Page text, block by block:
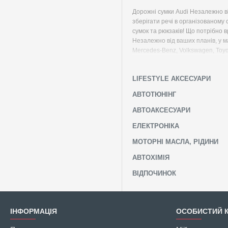
Дорожні сумки Audi Незалежно
зберігати речі в
сумок та рюкзаків! Що потрібно
Незалежно від ваших планів, у
Mercedes-Benz, Volkswagen,
історичному стилі, де в
завжди в русі та віддає
акції для нових і постійних
LIFESTYLE АКСЕСУАРИ
АВТОТЮНІНГ
АВТОАКСЕСУАРИ
ЕЛЕКТРОНІКА
МОТОРНІ МАСЛА, РІДИНИ
АВТОХІМІЯ
ВІДПОЧИНОК
ІНФОРМАЦІЯ ОСОБИСТИЙ